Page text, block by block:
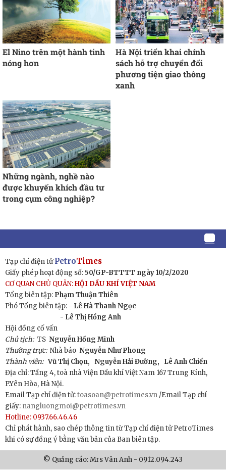
El Nino trên một hành tinh
nóng hơn
Hà Nội triển khai chính
sách hỗ trợ chuyển đổi
phương tiện giao thông
xanh
Những ngành, nghề nào
được khuyến khích đầu tư
trong cụm công nghiệp?
Tạp chí điện tửPetroTimes
Giấy phép hoạt động số: 50/GP-BTTTT ngày 10/2/2020
CƠ QUAN CHỦ QUẢN:HỘI DẦU KHÍ VIỆT NAM
Tổng biên tập: Phạm Thuận Thiên
Phó Tổng biên tập: - Lê Hà Thanh Ngọc
- Lê Thị Hồng Anh
Hội đồng cố vấn
Chủ tịch:TS Nguyễn Hồng Minh
Thường trực: Nhà báo Nguyễn Như Phong
Thành viên: Vũ Thị Chọn, Nguyễn Hải Đường,
Lê Anh Chiến
Địa chỉ: Tầng 4, toà nhà Viện Dầu khí Việt Nam 167 Trung Kính,
P.Yên Hòa, Hà Nội.
Email Tạp chí điện tử:toasoan@petrotimes.vn /Email Tạp chí
giấy: nangluongmoi@petrotimes.vn
Hotline: 0937.66.46.46
Chỉ phát hành, sao chép thông tin từ Tạp chí điện tử PetroTimes
khi có sự đồng ý bằng văn bản của Ban biên tập.
© Quảng cáo: Mrs Vân Anh - 0912.094.243